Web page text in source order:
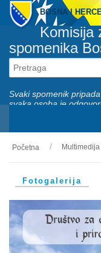
BOSNA I
Komisija
spomenika
Svaki spomenik
svaka osoba je
O nama
Zakonski okviri
Nacionalni spomenici
Početna Multimedija
Fotogalerija